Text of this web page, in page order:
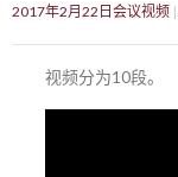
2017年2月22日会议视频
视频分为10段。